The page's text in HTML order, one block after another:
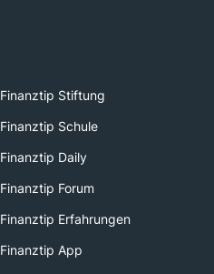
Finanztip Stiftung
Finanztip Schule
Finanztip Daily
Finanztip Forum
Finanztip Erfahrungen
Finanztip App